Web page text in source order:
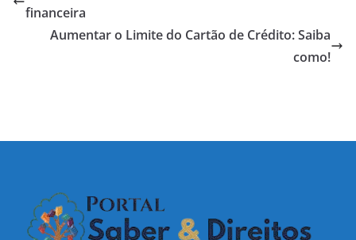
financeira
Aumentar o Limite do Cartão de Crédito: Saiba
como!